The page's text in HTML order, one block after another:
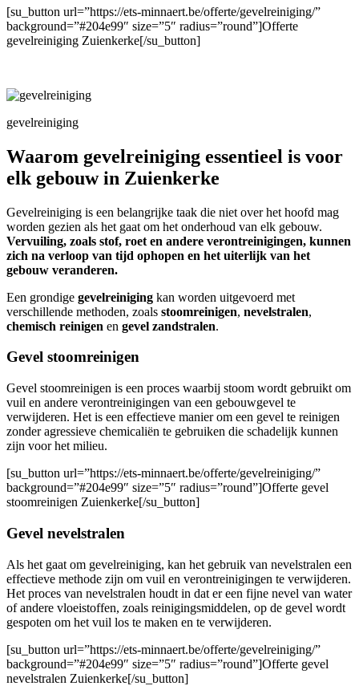
[su_button url=”https://ets-minnaert.be/offerte/gevelreiniging/”
background=”#204e99″ size=”5″ radius=”round”]Offerte
gevelreiniging Zuienkerke[/su_button]
gevelreiniging
Waarom gevelreiniging essentieel is voor
elk gebouw in Zuienkerke
Gevelreiniging is een belangrijke taak die niet over het hoofd mag
worden gezien als het gaat om het onderhoud van elk gebouw.
Vervuiling, zoals stof, roet en andere verontreinigingen, kunnen
zich na verloop van tijd ophopen en het uiterlijk van het
gebouw veranderen.
Een grondige gevelreiniging kan worden uitgevoerd met
verschillende methoden, zoals stoomreinigen, nevelstralen,
chemisch reinigen en gevel zandstralen.
Gevel stoomreinigen
Gevel stoomreinigen is een proces waarbij stoom wordt gebruikt om
vuil en andere verontreinigingen van een gebouwgevel te
verwijderen. Het is een effectieve manier om een ​​gevel te reinigen
zonder agressieve chemicaliën te gebruiken die schadelijk kunnen
zijn voor het milieu.
[su_button url=”https://ets-minnaert.be/offerte/gevelreiniging/”
background=”#204e99″ size=”5″ radius=”round”]Offerte gevel
stoomreinigen Zuienkerke[/su_button]
Gevel nevelstralen
Als het gaat om gevelreiniging, kan het gebruik van nevelstralen een
effectieve methode zijn om vuil en verontreinigingen te verwijderen.
Het proces van nevelstralen houdt in dat er een fijne nevel van water
of andere vloeistoffen, zoals reinigingsmiddelen, op de gevel wordt
gespoten om het vuil los te maken en te verwijderen.
[su_button url=”https://ets-minnaert.be/offerte/gevelreiniging/”
background=”#204e99″ size=”5″ radius=”round”]Offerte gevel
nevelstralen Zuienkerke[/su_button]